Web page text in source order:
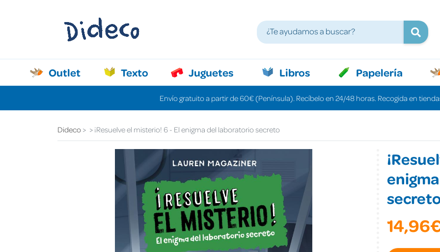
Outlet Texto Juguetes Libros Papelería
Envío gratuito a partir de 60€ (Península). Recíbelo en 24/48 horas. Recogida en
Dideco ¡Resuelve el misterio! 6 - El enigma del laboratorio secreto